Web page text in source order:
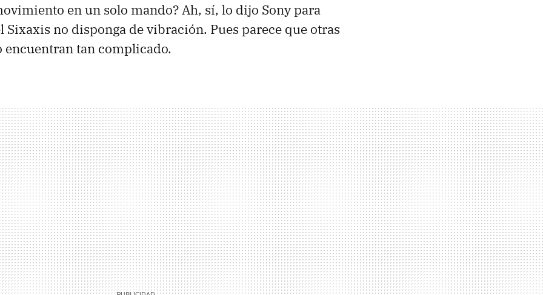
en un solo mando? Ah, sí, lo dijo Sony para
Sixaxis no disponga de vibración. Pues parece que otras
encuentran tan complicado.